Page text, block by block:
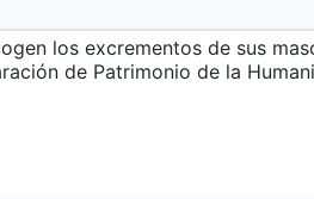
los excrementos de sus
de Patrimonio de la